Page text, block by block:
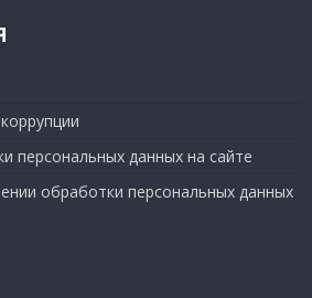
персональных данных на сайте
обработки персональных данных